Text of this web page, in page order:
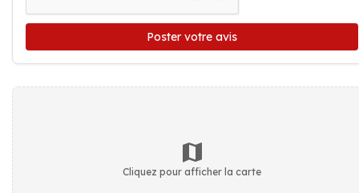
Poster votre avis
Cliquez pour afficher la carte